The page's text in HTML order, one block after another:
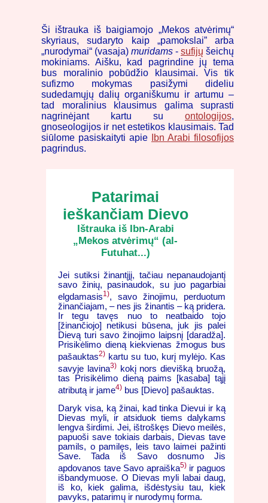
Ši ištrauka iš baigiamojo „Mekos atvėrimų“
skyriaus, sudaryto kaip „pamokslai” arba
„nurodymai“ (vasaja) muridams - sufijų šeichų
mokiniams. Aišku, kad pagrindine jų tema
bus moralinio pobūdžio klausimai. Vis tik
sufizmo mokymas pasižymi dideliu
sudedamųjų dalių organiškumu ir artumu –
tad moralinius klausimus galima suprasti
nagrinėjant kartu su ontologijos,
gnoseologijos ir net estetikos klausimais. Tad
siūlome pasiskaityti apie
Ibn Arabi filosofijos
pagrindus.
Patarimai
ieškančiam Dievo
Ištrauka iš Ibn-Arabi
„Mekos atvėrimų“ (al-
Futuhat...)
Jei sutiksi žinantįjį, tačiau nepanaudojantį
savo žinių, pasinaudok, su juo pagarbiai
elgdamasis1), savo žinojimu, perduotum
žinančiajam, – nes jis žinantis – ką pridera.
Ir tegu tavęs nuo to neatbaido tojo
[žinančiojo] netikusi būsena, juk jis palei
Dievą turi savo žinojimo laipsnį [daradža].
Prisikėlimo dieną kiekvienas žmogus bus
pašauktas2) kartu su tuo, kurį mylėjo. Kas
savyje lavina3)kokį nors dievišką bruožą,
tas Prisikėlimo dieną paims [kasaba] tąjį
atributą ir jame4) bus [Dievo] pašauktas.
Daryk visa, ką žinai, kad tinka Dievui ir ką
Dievas myli, ir atsiduok tiems dalykams
lengva širdimi. Jei, ištroškęs Dievo meilės,
papuoši save tokiais darbais, Dievas tave
pamils, o pamilęs, leis tavo laimei pažinti
Save. Tada iš Savo dosnumo Jis
apdovanos tave Savo apraiška5)ir paguos
išbandymuose. O Dievas myli labai daug,
iš ko, kiek galima, išdėstysiu tau, kiek
pavyks, patarimų ir nurodymų forma.